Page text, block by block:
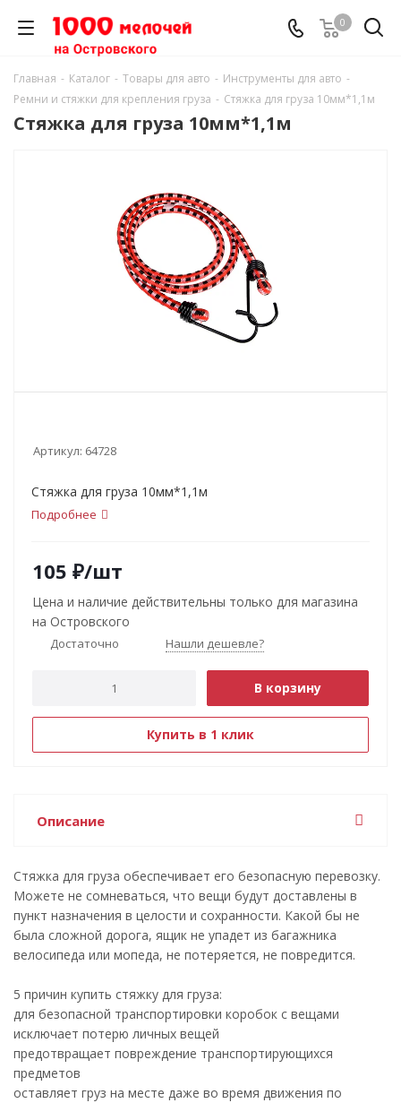
0
Главная - Каталог - Товары для авто - Инструменты для авто -
Ремни и стяжки для крепления груза - Стяжка для груза 10мм*1,1м
Стяжка для груза 10мм*1,1м
Артикул: 64728
Стяжка для груза 10мм*1,1м
Подробнее
105 ₽/шт
Цена и наличие действительны только для магазина
на Островского
Достаточно Нашли дешевле?
В корзину
Купить в 1 клик
Описание
Стяжка для груза обеспечивает его безопасную перевозку.
Можете не сомневаться, что вещи будут доставлены в
пункт назначения в целости и сохранности. Какой бы не
была сложной дорога, ящик не упадет из багажника
велосипеда или мопеда, не потеряется, не повредится.
5 причин купить стяжку для груза:
для безопасной транспортировки коробок с вещами
исключает потерю личных вещей
предотвращает повреждение транспортирующихся
предметов
оставляет груз на месте даже во время движения по